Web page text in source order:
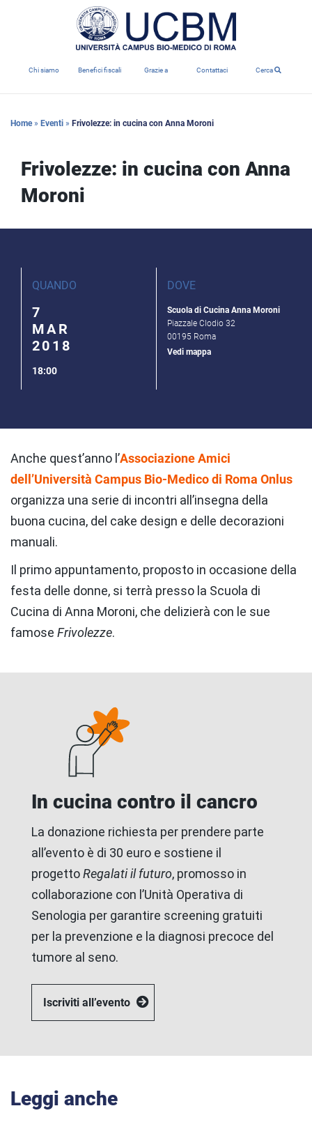
Chi siamo Benefici fiscali Grazie a Contattaci Cerca
Home» Eventi » Frivolezze: in cucina con Anna Moroni
Frivolezze: in cucina con Anna
Moroni
QUANDO
7
MAR
2018
18:00
DOVE
Scuola di Cucina Anna Moroni
Piazzale Clodio 32
00195 Roma
Vedi mappa
Anche quest’anno l’Associazione Amici
dell’Università Campus Bio-Medico di Roma Onlus
organizza una serie di incontri all’insegna della
buona cucina, del cake design e delle decorazioni
manuali.
Il primo appuntamento, proposto in occasione della
festa delle donne, si terrà presso la Scuola di
Cucina di Anna Moroni, che delizierà con le sue
famose Frivolezze.
In cucina contro il cancro
La donazione richiesta per prendere parte
all’evento è di 30 euro e sostiene il
progettoRegalati il futuro, promosso in
collaborazione con l’Unità Operativa di
Senologia per garantire screening gratuiti
per la prevenzione e la diagnosi precoce del
tumore al seno.
Iscriviti all’evento
Leggi anche